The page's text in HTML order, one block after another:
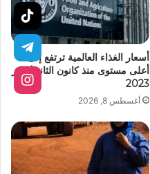
أسعار الغذاء العالمية ترتفع إلى
أعلى مستوى منذ كانون الثاني/يناير
2023
أغسطس 8, 2026